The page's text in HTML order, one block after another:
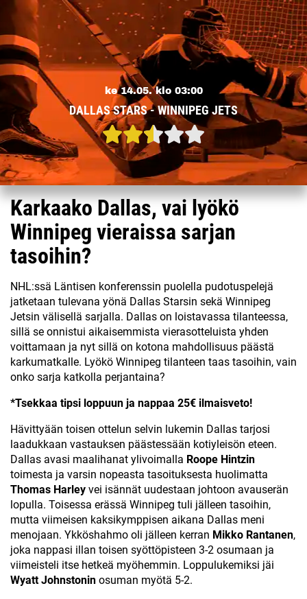
ke 14.05. klo 03:00
DALLAS STARS - WINNIPEG JETS
Karkaako Dallas, vai lyökö
Winnipeg vieraissa sarjan
tasoihin?
NHL:ssä Läntisen konferenssin puolella pudotuspelejä
jatketaan tulevana yönä Dallas Starsin sekä Winnipeg
Jetsin välisellä sarjalla. Dallas on loistavassa tilanteessa,
sillä se onnistui aikaisemmista vierasotteluista yhden
voittamaan ja nyt sillä on kotona mahdollisuus päästä
karkumatkalle. Lyökö Winnipeg tilanteen taas tasoihin, vain
onko sarja katkolla perjantaina?
*Tsekkaa tipsi loppuun ja nappaa 25€ ilmaisveto!
Hävittyään toisen ottelun selvin lukemin Dallas tarjosi
laadukkaan vastauksen päästessään kotiyleisön eteen.
Dallas avasi maalihanat ylivoimalla Roope Hintzin
toimesta ja varsin nopeasta tasoituksesta huolimatta
Thomas Harley vei isännät uudestaan johtoon avauserän
lopulla. Toisessa erässä Winnipeg tuli jälleen tasoihin,
mutta viimeisen kaksikymppisen aikana Dallas meni
menojaan. Ykköshahmo oli jälleen kerran Mikko Rantanen,
joka nappasi illan toisen syöttöpisteen 3-2 osumaan ja
viimeisteli itse hetkeä myöhemmin. Loppulukemiksi jäi
Wyatt Johnstonin osuman myötä 5-2.